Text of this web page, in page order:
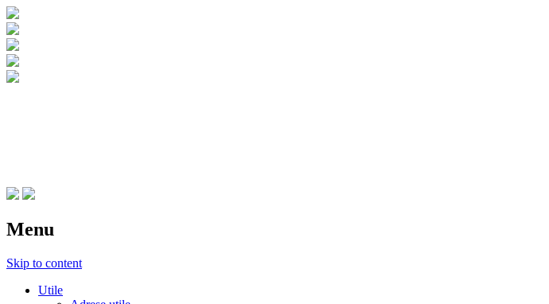
Menu
Skip to content
Utile